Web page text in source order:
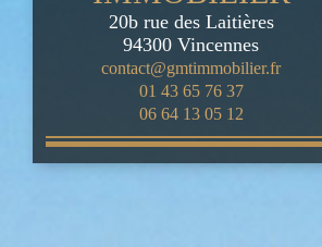
20b rue des Laitières
94300 Vincennes
contact@gmtimmobilier.fr
01 43 65 76 37
06 64 13 05 12